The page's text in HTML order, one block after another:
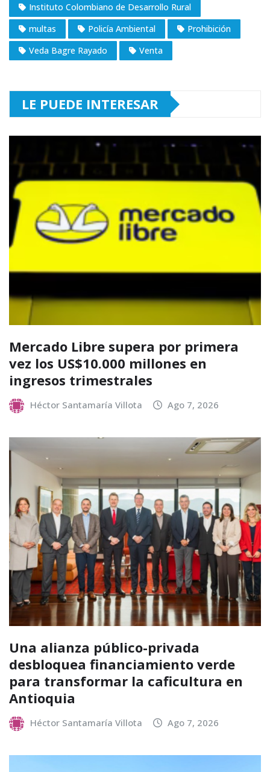
Instituto Colombiano de Desarrollo Rural
multas
Policía Ambiental
Prohibición
Veda Bagre Rayado
Venta
LE PUEDE INTERESAR
Mercado Libre supera por primera
vez los US$10.000 millones en
ingresos trimestrales
Héctor Santamaría Villota Ago 7, 2026
Una alianza público-privada
desbloquea financiamiento verde
para transformar la caficultura en
Antioquia
Héctor Santamaría Villota Ago 7, 2026